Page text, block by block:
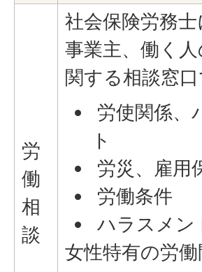
労
働
相
談
社会保険労務
事業主、働く
関する相談窓口
労使関係、
ト
労災、雇用
労働条件
ハラスメン
女性特有の労